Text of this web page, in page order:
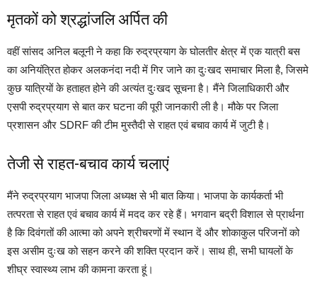
मृतकों को श्रद्धांजलि अर्पित की
वहीं सांसद अनिल बलूनी ने कहा कि रुद्रप्रयाग के घोलतीर क्षेत्र में एक यात्री बस
का अनियंत्रित होकर अलकनंदा नदी में गिर जाने का दुःखद समाचार मिला है, जिसमे
कुछ यात्रियों के हताहत होने की अत्यंत दुःखद सूचना है। मैंने जिलाधिकारी और
एसपी रुद्रप्रयाग से बात कर घटना की पूरी जानकारी ली है। मौके पर जिला
प्रशासन और SDRF की टीम मुस्तैदी से राहत एवं बचाव कार्य में जुटी है।
तेजी से राहत-बचाव कार्य चलाएं
मैंने रुद्रप्रयाग भाजपा जिला अध्यक्ष से भी बात किया। भाजपा के कार्यकर्ता भी
तत्परता से राहत एवं बचाव कार्य में मदद कर रहे हैं। भगवान बद्री विशाल से प्रार्थना
है कि दिवंगतों की आत्मा को अपने श्रीचरणों में स्थान दें और शोकाकुल परिजनों को
इस असीम दुःख को सहन करने की शक्ति प्रदान करें। साथ ही, सभी घायलों के
शीघ्र स्वास्थ्य लाभ की कामना करता हूं।